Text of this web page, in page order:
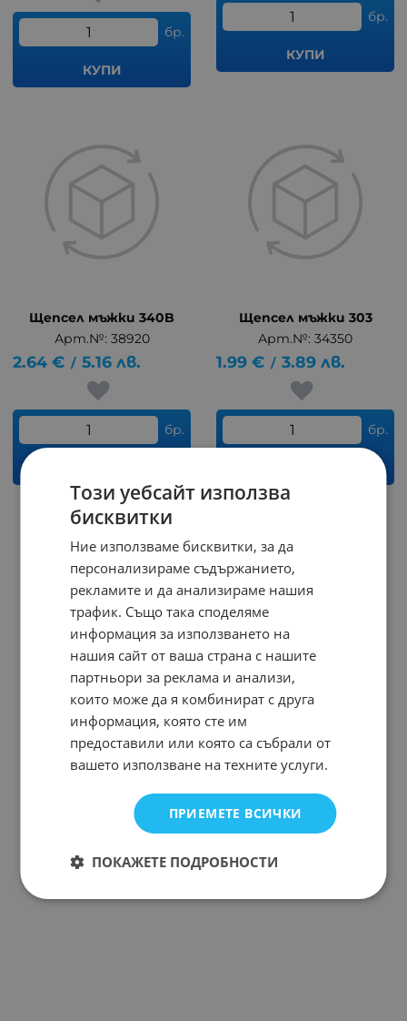
бр.
КУПИ
бр.
КУПИ
Щепсел мъжки 340B
Арт.№: 38920
2.64 € / 5.16 лв.
бр.
Щепсел мъжки 303
Арт.№: 34350
1.99 € / 3.89 лв.
бр.
На страница по:
Този уебсайт използва
бисквитки
Ние използваме бисквитки, за да
персонализираме съдържанието,
рекламите и да анализираме нашия
трафик. Също така споделяме
информация за използването на
нашия сайт от ваша страна с нашите
партньори за реклама и анализи,
които може да я комбинират с друга
информация, която сте им
предоставили или която са събрали от
вашето използване на техните услуги.
ПРИЕМЕТЕ ВСИЧКИ
ПОКАЖЕТЕ ПОДРОБНОСТИ